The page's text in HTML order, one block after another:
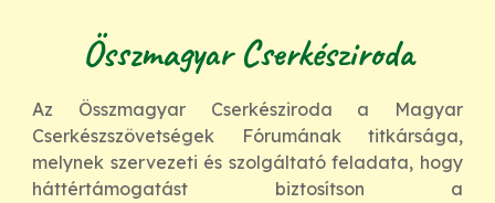
Összmagyar Cserkésziroda
Az Összmagyar Cserkésziroda a Magyar
Cserkészszövetségek Fórumának titkársága,
melynek szervezeti és szolgáltató feladata, hogy
háttértámogatást biztosítson a